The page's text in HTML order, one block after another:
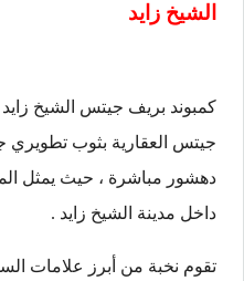
الشيخ زايد
كمبوند بريف جيتس الشيخ
جيتس العقارية بثوب
دهشور مباشرة ، حيث يمثل
داخل مدينة الشيخ زايد .
تقوم نخبة من أبرز علامات